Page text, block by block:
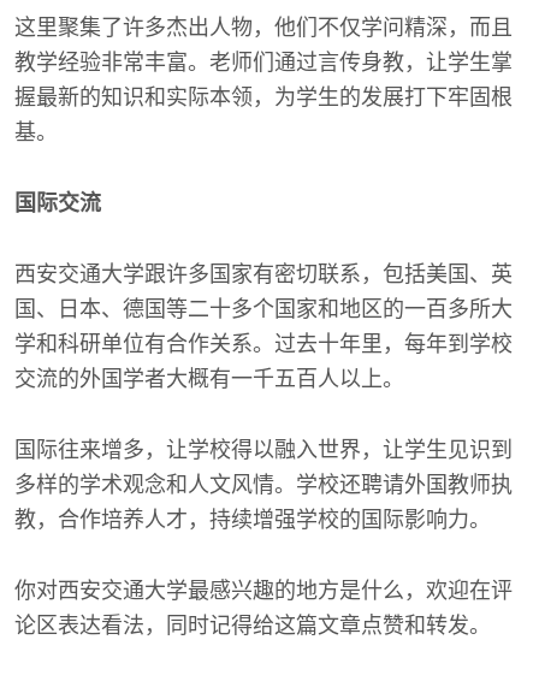
这里聚集了许多杰出人物，他们不仅学问精深，而且
教学经验非常丰富。老师们通过言传身教，让学生掌
握最新的知识和实际本领，为学生的发展打下牢固根
基。
国际交流
西安交通大学跟许多国家有密切联系，包括美国、英
国、日本、德国等二十多个国家和地区的一百多所大
学和科研单位有合作关系。过去十年里，每年到学校
交流的外国学者大概有一千五百人以上。
国际往来增多，让学校得以融入世界，让学生见识到
多样的学术观念和人文风情。学校还聘请外国教师执
教，合作培养人才，持续增强学校的国际影响力。
你对西安交通大学最感兴趣的地方是什么，欢迎在评
论区表达看法，同时记得给这篇文章点赞和转发。